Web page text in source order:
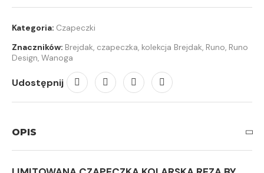
Kategoria: Czapeczki
Znaczników: Brejdak, czapeczka, kolekcja Brejdak, Runo, Runo
Design, Wanoga
Udostępnij
OPIS